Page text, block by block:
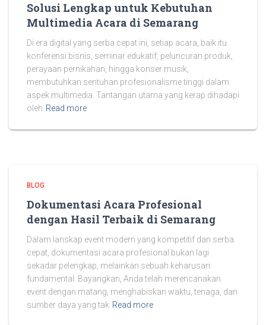
Solusi Lengkap untuk Kebutuhan
Multimedia Acara di Semarang
Di era digital yang serba cepat ini, setiap acara, baik itu
konferensi bisnis, seminar edukatif, peluncuran produk,
perayaan pernikahan, hingga konser musik,
membutuhkan sentuhan profesionalisme tinggi dalam
aspek multimedia. Tantangan utama yang kerap dihadapi
oleh Read more
BLOG
Dokumentasi Acara Profesional
dengan Hasil Terbaik di Semarang
Dalam lanskap event modern yang kompetitif dan serba
cepat, dokumentasi acara profesional bukan lagi
sekadar pelengkap, melainkan sebuah keharusan
fundamental. Bayangkan, Anda telah merencanakan
event dengan matang, menghabiskan waktu, tenaga, dan
sumber daya yang tak Read more